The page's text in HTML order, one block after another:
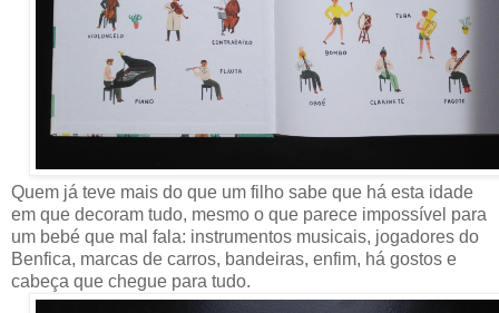
Quem já teve mais do que um filho sabe que há esta idade
em que decoram tudo, mesmo o que parece impossível para
um bebé que mal fala: instrumentos musicais, jogadores do
Benfica, marcas de carros, bandeiras, enfim, há gostos e
cabeça que chegue para tudo.